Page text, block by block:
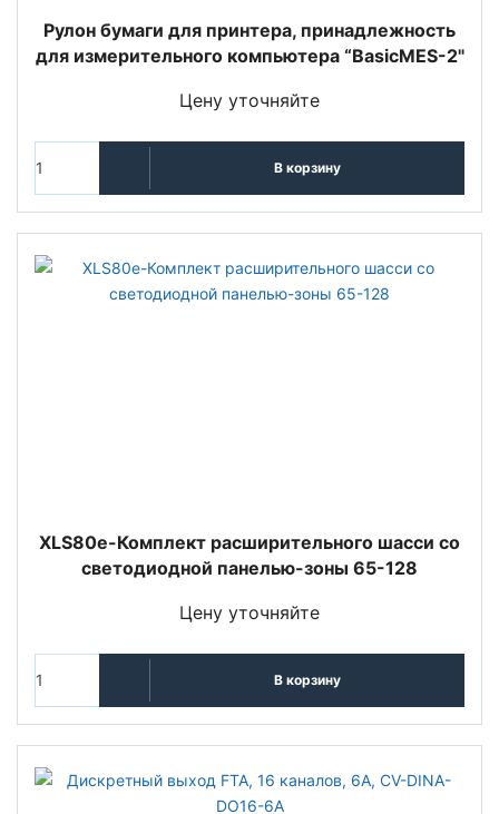
Рулон бумаги для принтера, принадлежность
для измерительного компьютера “BasicMES-2"
Цену уточняйте
В корзину
XLS80e-Комплект расширительного шасси со
светодиодной панелью-зоны 65-128
Цену уточняйте
В корзину